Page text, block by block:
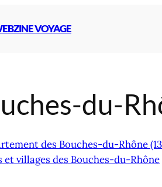
VOYAGE
du-
des Bouches-du-Rhône
et villages des Bouches-du-Rhône